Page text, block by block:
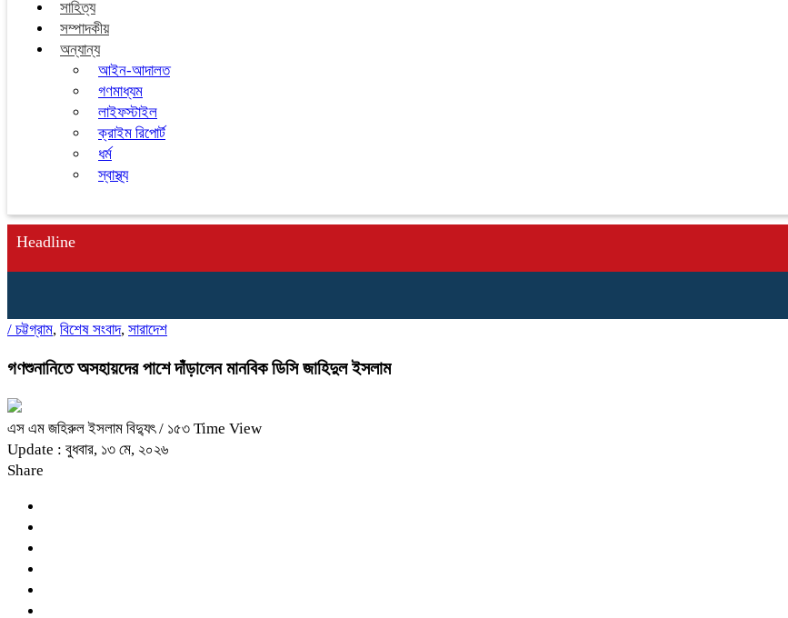
সাহিত্য
সম্পাদকীয়
অন্যান্য
আইন-আদালত
গণমাধ্যম
লাইফস্টাইল
ক্রাইম রিপোর্ট
ধর্ম
স্বাস্থ্য
Headline
/ চট্টগ্রাম, বিশেষ সংবাদ, সারাদেশ
গণশুনানিতে অসহায়দের পাশে দাঁড়ালেন মানবিক ডিসি জাহিদুল ইসলাম
এস এম জহিরুল ইসলাম বিদ্যুৎ/ ১৫৩ Time View
Update : বুধবার, ১৩ মে, ২০২৬
Share